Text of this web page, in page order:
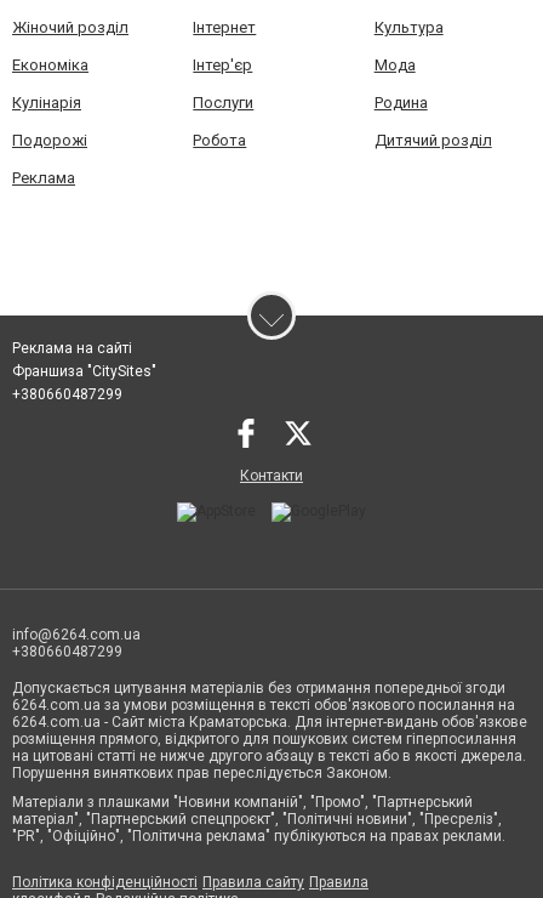
Жіночий розділ Інтернет Культура
Економіка Інтер'єр Мода
Кулінарія Послуги Родина
Подорожі Робота Дитячий розділ
Реклама
Реклама на сайті
Франшиза "CitySites"
+380660487299
Контакти
info@6264.com.ua
+380660487299
Допускається цитування матеріалів без отримання попередньої згоди
6264.com.ua за умови розміщення в тексті обов'язкового посилання на
6264.com.ua - Сайт міста Краматорська. Для інтернет-видань обов'язкове
розміщення прямого, відкритого для пошукових систем гіперпосилання
на цитовані статті не нижче другого абзацу в тексті або в якості джерела.
Порушення виняткових прав переслідується Законом.
Матеріали з плашками "Новини компаній", "Промо", "Партнерський
матеріал", "Партнерський спецпроєкт", "Політичні новини", "Пресреліз",
"PR", "Офіційно", "Політична реклама" публікуються на правах реклами.
Політика конфіденційності Правила сайту Правила